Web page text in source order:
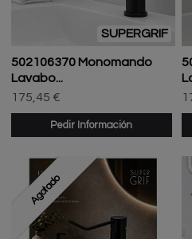
SUPERGRIF
502106370 Monomando
Lavabo...
175,45 €
Pedir Información
Agotado